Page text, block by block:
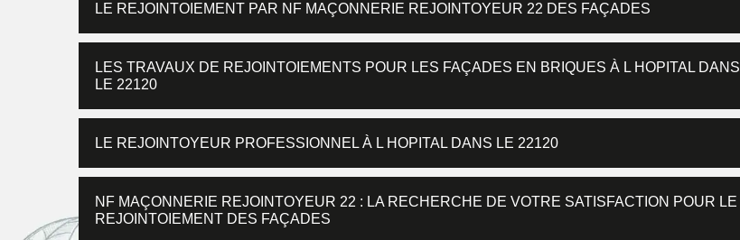
LE REJOINTOIEMENT PAR NF MAÇONNERIE REJOINTOYEUR 22 DES FAÇADES
LES TRAVAUX DE REJOINTOIEMENTS POUR LES FAÇADES EN BRIQUES À L HOPITAL DANS
LE 22120
LE REJOINTOYEUR PROFESSIONNEL À L HOPITAL DANS LE 22120
NF MAÇONNERIE REJOINTOYEUR 22 : LA RECHERCHE DE VOTRE SATISFACTION POUR LE
REJOINTOIEMENT DES FAÇADES